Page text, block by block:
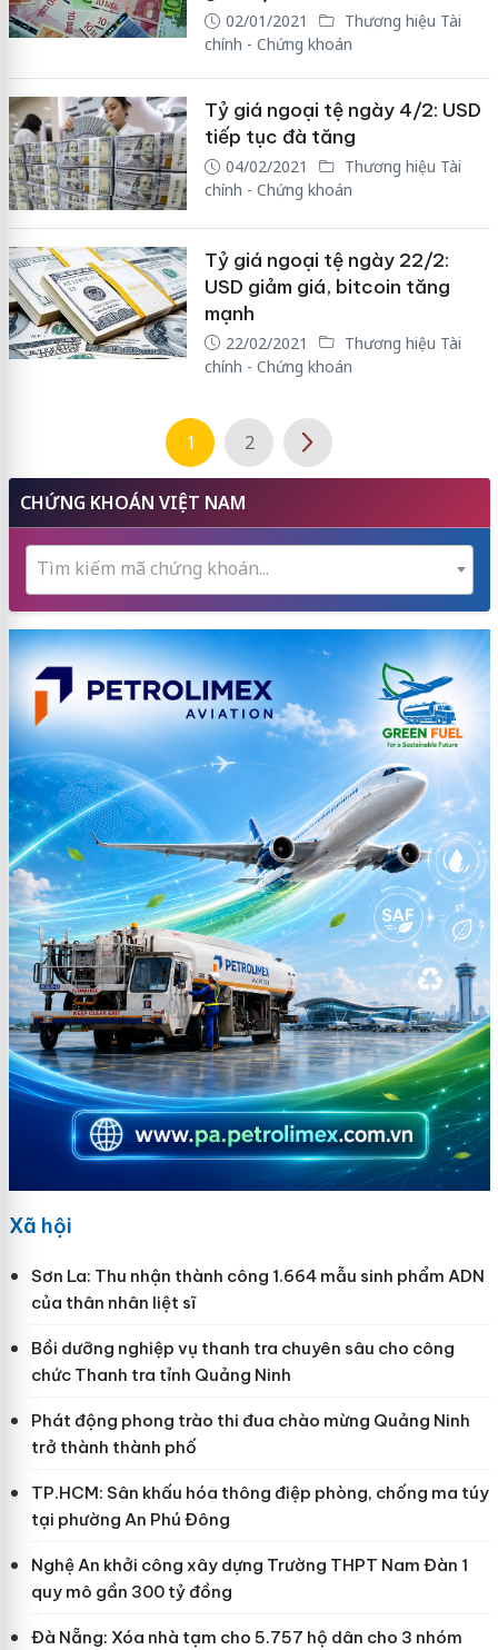
02/01/2021
Thương hiệu Tài
chính - Chứng khoán
Tỷ giá ngoại tệ ngày 4/2: USD
tiếp tục đà tăng
04/02/2021
Thương hiệu Tài
chính - Chứng khoán
Tỷ giá ngoại tệ ngày 22/2:
USD giảm giá, bitcoin tăng
mạnh
22/02/2021
Thương hiệu Tài
chính - Chứng khoán
1 2
CHỨNG KHOÁN VIỆT NAM
Tìm kiếm mã chứng khoán...
Xã hội
Sơn La: Thu nhận thành công 1.664 mẫu sinh phẩm ADN
của thân nhân liệt sĩ
Bồi dưỡng nghiệp vụ thanh tra chuyên sâu cho công
chức Thanh tra tỉnh Quảng Ninh
Phát động phong trào thi đua chào mừng Quảng Ninh
trở thành thành phố
TP.HCM: Sân khấu hóa thông điệp phòng, chống ma túy
tại phường An Phú Đông
Nghệ An khởi công xây dựng Trường THPT Nam Đàn 1
quy mô gần 300 tỷ đồng
Đà Nẵng: Xóa nhà tạm cho 5.757 hộ dân cho 3 nhóm